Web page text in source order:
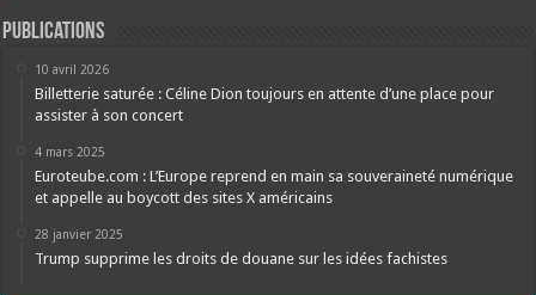
Publications
10 avril 2026
Billetterie saturée : Céline Dion toujours en attente d’une place pour
assister à son concert
4 mars 2025
Euroteube.com : L’Europe reprend en main sa souveraineté numérique
et appelle au boycott des sites X américains
28 janvier 2025
Trump supprime les droits de douane sur les idées fachistes